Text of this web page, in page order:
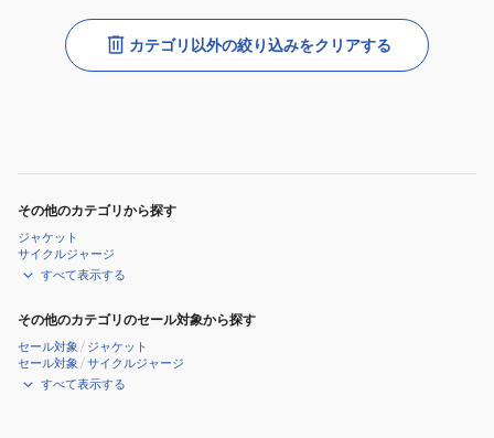
カテゴリ以外の絞り込みをクリアする
その他のカテゴリから探す
ジャケット
サイクルジャージ
すべて表示する
その他のカテゴリのセール対象から探す
セール対象 / ジャケット
セール対象 /サイクルジャージ
すべて表示する